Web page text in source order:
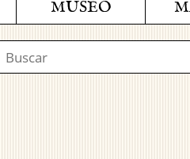
MUSEO